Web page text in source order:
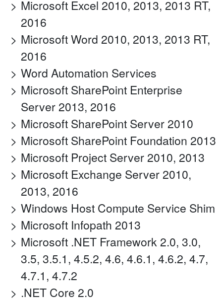
Microsoft Excel 2010, 2013, 2013 RT,
2016
Microsoft Word 2010, 2013, 2013 RT,
2016
Word Automation Services
Microsoft SharePoint Enterprise
Server 2013, 2016
Microsoft SharePoint Server 2010
Microsoft SharePoint Foundation 2013
Microsoft Project Server 2010, 2013
Microsoft Exchange Server 2010,
2013, 2016
Windows Host Compute Service Shim
Microsoft Infopath 2013
Microsoft .NET Framework 2.0, 3.0,
3.5, 3.5.1, 4.5.2, 4.6, 4.6.1, 4.6.2, 4.7,
4.7.1, 4.7.2
.NET Core 2.0